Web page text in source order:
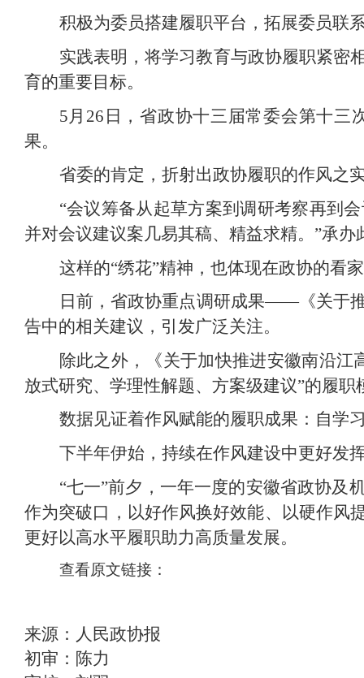
积极为委员搭建履职平台，拓展委员联
实践表明，将学习教育与政协履职紧密
育的重要目标。
5月26日，省政协十三届常委会第十三
果。
省委的肯定，折射出政协履职的作风之
“会议筹备从起草方案到调研考察再到
并对会议建议案几易其稿、精益求精。”承
这样的“绣花”精神，也体现在政协的
日前，省政协重点调研成果——《关于
告中的相关建议，引发广泛关注。
除此之外，《关于加快推进安徽南沿
放式研究、学理性解题、方案级建议”的履
数据见证着作风赋能的履职成果：自学
下半年伊始，持续在作风建设中更好发
“七一”前夕，一年一度的安徽省政协及
作为突破口，以好作风换好效能、以硬作风
更好以高水平履职助力高质量发展。
查看原文链接：
来源：人民政协报
初审：陈力